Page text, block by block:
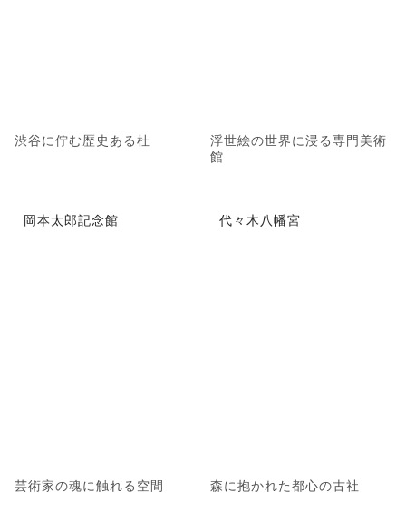
渋谷に佇む歴史ある杜
浮世絵の世界に浸る専門美術
館
岡本太郎記念館
芸術家の魂に触れる空間
代々木八幡宮
森に抱かれた都心の古社